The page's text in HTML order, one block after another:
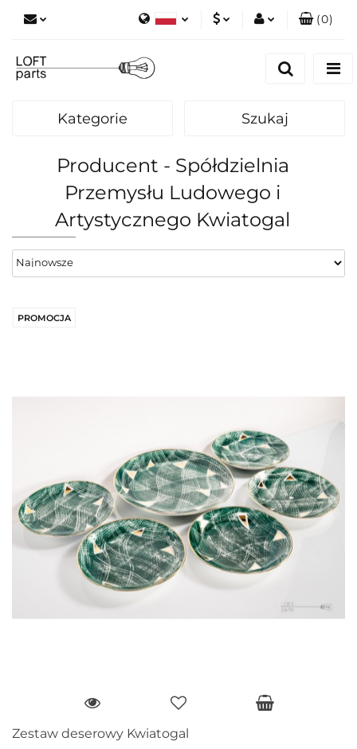
Polski
(0)
Kategorie Szukaj
Producent - Spółdzielnia
Przemysłu Ludowego i
Artystycznego Kwiatogal
PROMOCJA
Zestaw deserowy Kwiatogal